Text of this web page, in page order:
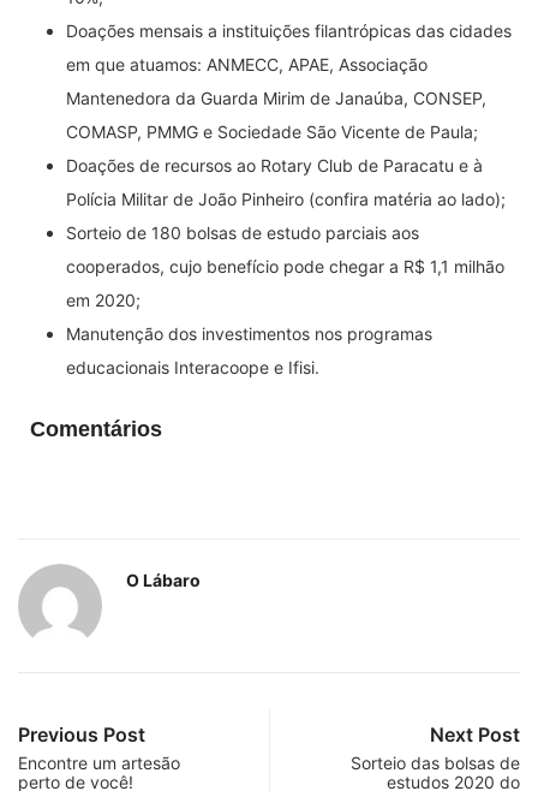
Doações mensais a instituições filantrópicas das cidades
em que atuamos: ANMECC, APAE, Associação
Mantenedora da Guarda Mirim de Janaúba, CONSEP,
COMASP, PMMG e Sociedade São Vicente de Paula;
Doações de recursos ao Rotary Club de Paracatu e à
Polícia Militar de João Pinheiro (confira matéria ao lado);
Sorteio de 180 bolsas de estudo parciais aos
cooperados, cujo benefício pode chegar a R$ 1,1 milhão
em 2020;
Manutenção dos investimentos nos programas
educacionais Interacoope e Ifisi.
Comentários
O Lábaro
Previous Post
Encontre um artesão
perto de você!
Next Post
Sorteio das bolsas de
estudos 2020 do